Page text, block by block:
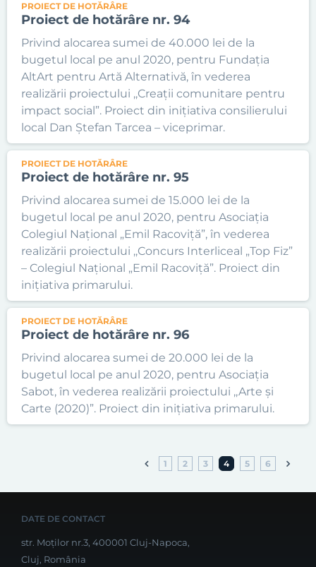
PROIECT DE HOTĂRÂRE
Proiect de hotărâre nr. 94
Privind alocarea sumei de 40.000 lei de la
bugetul local pe anul 2020, pentru Fundația
AltArt pentru Artă Alternativă, în vederea
realizării proiectului ,,Creații comunitare pentru
impact social”. Proiect din inițiativa consilierului
local Dan Ștefan Tarcea – viceprimar.
PROIECT DE HOTĂRÂRE
Proiect de hotărâre nr. 95
Privind alocarea sumei de 15.000 lei de la
bugetul local pe anul 2020, pentru Asociația
Colegiul Național „Emil Racoviță”, în vederea
realizării proiectului ,,Concurs Interliceal „Top Fiz”
– Colegiul Național „Emil Racoviță”. Proiect din
inițiativa primarului.
PROIECT DE HOTĂRÂRE
Proiect de hotărâre nr. 96
Privind alocarea sumei de 20.000 lei de la
bugetul local pe anul 2020, pentru Asociația
Sabot, în vederea realizării proiectului ,,Arte și
Carte (2020)”. Proiect din inițiativa primarului.
1 2 3 4 5 6
DATE DE CONTACT
str. Moților nr.3, 400001 Cluj-Napoca,
Cluj, România